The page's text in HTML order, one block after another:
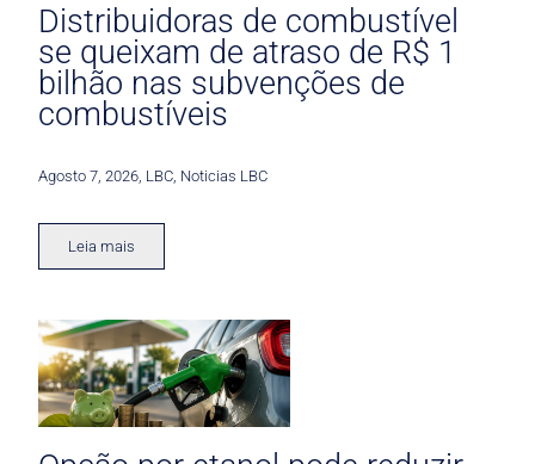
Distribuidoras de combustível
se queixam de atraso de R$ 1
bilhão nas subvenções de
combustíveis
Agosto 7, 2026 LBC Noticias LBC
Leia mais